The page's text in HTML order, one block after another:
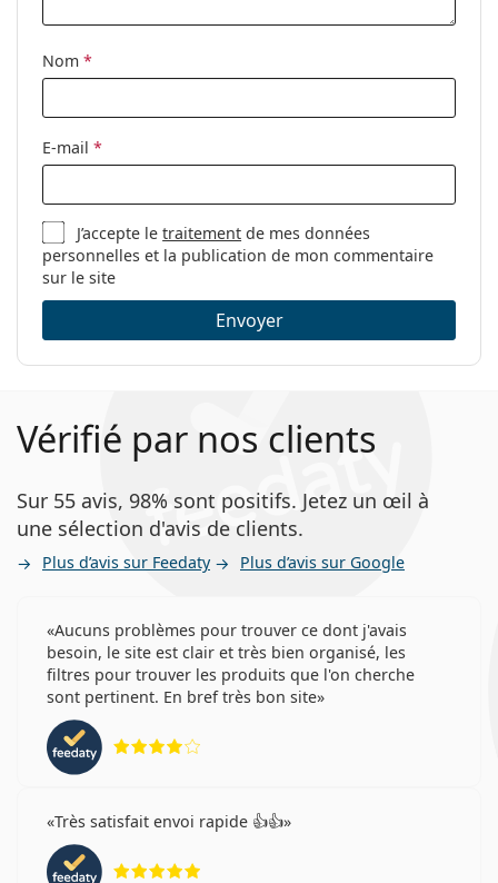
Sexe:
Pour hommes
Catégorie:
Lunettes de vue
Marque:
Nom *
E-mail *
J’accepte letraitement de mes données
personnelles et la publication de mon commentaire
sur le site
Envoyer
Vérifié par nos clients
Sur 55 avis, 98% sont positifs. Jetez un œil à
une sélection d'avis de clients.
Plus d’avis sur Feedaty Plus d’avis sur Google
Aucuns problèmes pour trouver ce dont j'avais
besoin, le site est clair et très bien organisé, les
filtres pour trouver les produits que l'on cherche
sont pertinent. En bref très bon site
Très satisfait envoi rapide 👍👍